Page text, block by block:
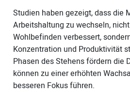
Studien haben gezeigt, dass die
Arbeitshaltung zu wechseln,
Wohlbefinden verbessert,
Konzentration und Produktivität
Phasen des Stehens fördern die
können zu einer erhöhten
besseren Fokus führen.